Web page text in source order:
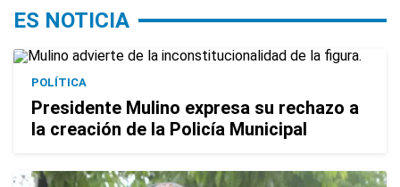
ES NOTICIA
POLÍTICA
Presidente Mulino expresa su rechazo a
la creación de la Policía Municipal